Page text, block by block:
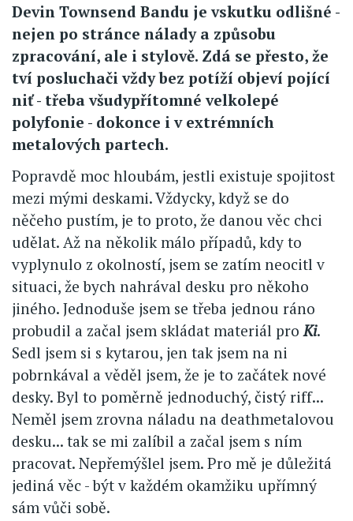
Devin Townsend Bandu je vskutku odlišné -
nejen po stránce nálady a způsobu
zpracování, ale i stylově. Zdá se přesto, že
tví posluchači vždy bez potíží objeví pojící
niť - třeba všudypřítomné velkolepé
polyfonie - dokonce i v extrémních
metalových partech.
Popravdě moc hloubám, jestli existuje spojitost
mezi mými deskami. Vždycky, když se do
něčeho pustím, je to proto, že danou věc chci
udělat. Až na několik málo případů, kdy to
vyplynulo z okolností, jsem se zatím neocitl v
situaci, že bych nahrával desku pro někoho
jiného. Jednoduše jsem se třeba jednou ráno
probudil a začal jsem skládat materiál pro Ki.
Sedl jsem si s kytarou, jen tak jsem na ni
pobrnkával a věděl jsem, že je to začátek nové
desky. Byl to poměrně jednoduchý, čistý riff...
Neměl jsem zrovna náladu na deathmetalovou
desku... tak se mi zalíbil a začal jsem s ním
pracovat. Nepřemýšlel jsem. Pro mě je důležitá
jediná věc - být v každém okamžiku upřímný
sám vůči sobě.